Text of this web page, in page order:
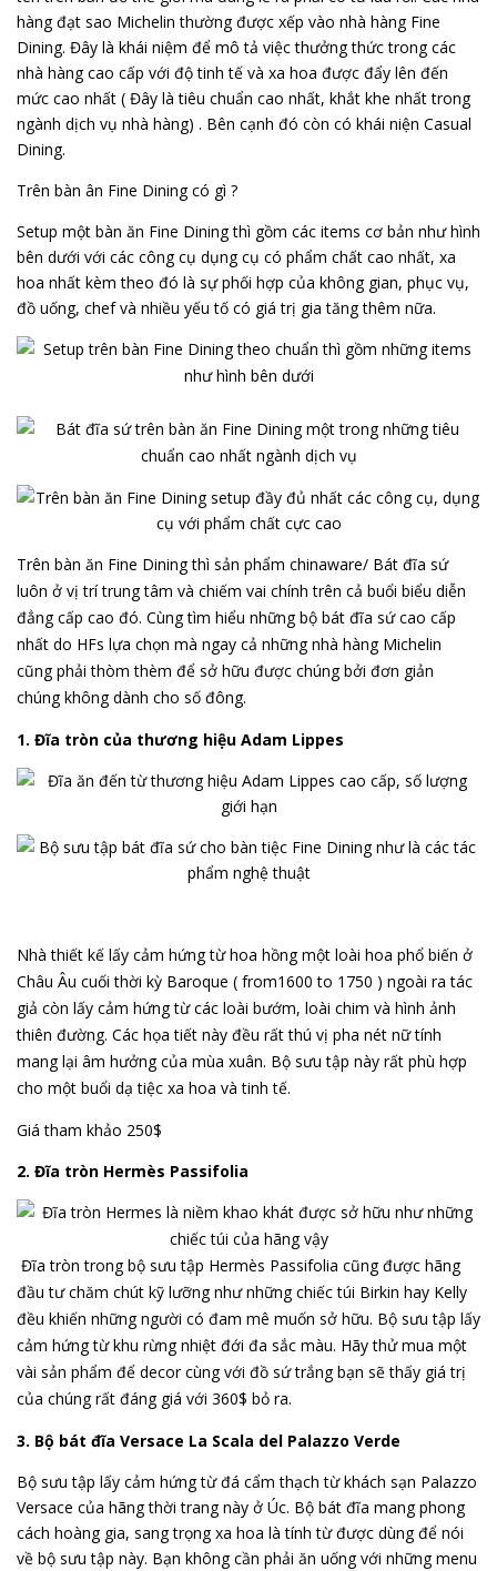
hàng đạt sao Michelin thường được xếp vào nhà hàng Fine
Dining. Đây là khái niệm để mô tả việc thưởng thức trong các
nhà hàng cao cấp với độ tinh tế và xa hoa được đẩy lên đến
mức cao nhất ( Đây là tiêu chuẩn cao nhất, khắt khe nhất trong
ngành dịch vụ nhà hàng) . Bên cạnh đó còn có khái niện Casual
Dining.
Trên bàn ân Fine Dining có gì ?
Setup một bàn ăn Fine Dining thì gồm các items cơ bản như hình
bên dưới với các công cụ dụng cụ có phẩm chất cao nhất, xa
hoa nhất kèm theo đó là sự phối hợp của không gian, phục vụ,
đồ uống, chef và nhiều yếu tố có giá trị gia tăng thêm nữa.
Trên bàn ăn Fine Dining thì sản phẩm chinaware/ Bát đĩa sứ
luôn ở vị trí trung tâm và chiếm vai chính trên cả buổi biểu diễn
đẳng cấp cao đó. Cùng tìm hiểu những bộ bát đĩa sứ cao cấp
nhất do HFs lựa chọn mà ngay cả những nhà hàng Michelin
cũng phải thòm thèm để sở hữu được chúng bởi đơn giản
chúng không dành cho số đông.
1. Đĩa tròn của thương hiệu Adam Lippes
Nhà thiết kế lấy cảm hứng từ hoa hồng một loài hoa phổ biến ở
Châu Âu cuối thời kỳ Baroque ( from1600 to 1750 ) ngoài ra tác
giả còn lấy cảm hứng từ các loài bướm, loài chim và hình ảnh
thiên đường. Các họa tiết này đều rất thú vị pha nét nữ tính
mang lại âm hưởng của mùa xuân. Bộ sưu tập này rất phù hợp
cho một buổi dạ tiệc xa hoa và tinh tế.
Giá tham khảo 250$
2. Đĩa tròn Hermès Passifolia
Đĩa tròn trong bộ sưu tập Hermès Passifolia cũng được hãng
đầu tư chăm chút kỹ lưỡng như những chiếc túi Birkin hay Kelly
đều khiến những người có đam mê muốn sở hữu. Bộ sưu tập lấy
cảm hứng từ khu rừng nhiệt đới đa sắc màu. Hãy thử mua một
vài sản phẩm để decor cùng với đồ sứ trắng bạn sẽ thấy giá trị
của chúng rất đáng giá với 360$ bỏ ra.
3. Bộ bát đĩa Versace La Scala del Palazzo Verde
Bộ sưu tập lấy cảm hứng từ đá cẩm thạch từ khách sạn Palazzo
Versace của hãng thời trang này ở Úc. Bộ bát đĩa mang phong
cách hoàng gia, sang trọng xa hoa là tính từ được dùng để nói
về bộ sưu tập này. Bạn không cần phải ăn uống với những menu